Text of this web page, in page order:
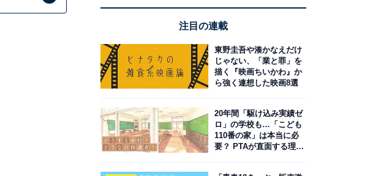
注目の連載
東野圭吾や湊かなえだけ
じゃない、「業と罪」を
描く『映画ちいかわ』か
ら強く連想した映画8選
20年間「駆け込み実績ゼ
ロ」の学校も…「こども
110番の家」は本当に必
要？ PTAが直面する理想